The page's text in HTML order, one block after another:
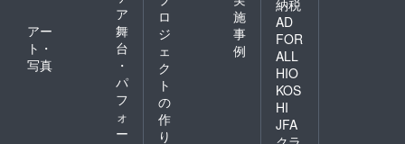
ア
アー
ト・
写真
舞
台
・
パ
フ
ォ
ー
ロ
ジ
ェ
ク
ト
の
作
り
施
事
例
納税
AD
FOR
ALL
HIO
KOS
HI
JFA